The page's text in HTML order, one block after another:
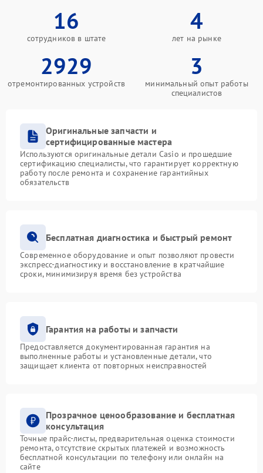
16
сотрудников в штате
4
лет на рынке
2929
отремонтированных устройств
3
минимальный опыт работы
специалистов
Оригинальные запчасти и
сертифицированные мастера
Используются оригинальные детали Casio и прошедшие
сертификацию специалисты, что гарантирует корректную
работу после ремонта и сохранение гарантийных
обязательств
Бесплатная диагностика и быстрый ремонт
Современное оборудование и опыт позволяют провести
экспресс-диагностику и восстановление в кратчайшие
сроки, минимизируя время без устройства
Гарантия на работы и запчасти
Предоставляется документированная гарантия на
выполненные работы и установленные детали, что
защищает клиента от повторных неисправностей
Прозрачное ценообразование и бесплатная
консультация
Точные прайс-листы, предварительная оценка стоимости
ремонта, отсутствие скрытых платежей и возможность
бесплатной консультации по телефону или онлайн на
сайте